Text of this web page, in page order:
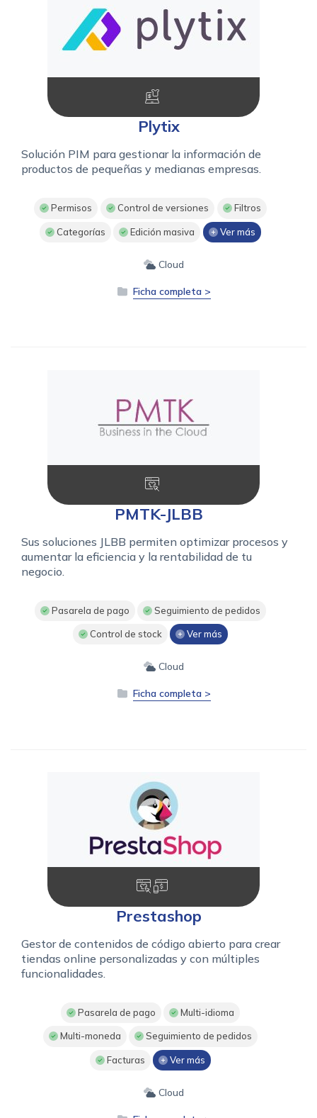
Plytix
Solución PIM para gestionar la información de
productos de pequeñas y medianas empresas.
Permisos Control de versiones Filtros
Categorías Edición masiva Ver más
Cloud
Ficha completa >
PMTK-JLBB
Sus soluciones JLBB permiten optimizar procesos y
aumentar la eficiencia y la rentabilidad de tu
negocio.
Pasarela de pago Seguimiento de pedidos
Control de stock Ver más
Cloud
Ficha completa >
Prestashop
Gestor de contenidos de código abierto para crear
tiendas online personalizadas y con múltiples
funcionalidades.
Pasarela de pago Multi-idioma
Multi-moneda Seguimiento de pedidos
Facturas Ver más
Cloud